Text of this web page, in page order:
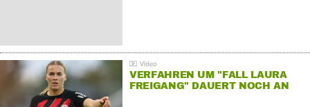
VERFAHREN UM "FALL LAURA
FREIGANG" DAUERT NOCH AN